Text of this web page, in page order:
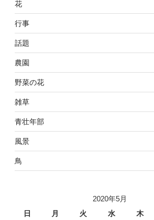
花
行事
話題
農園
野菜の花
雑草
青壮年部
風景
鳥
2020年5月
日
月 火 水 木